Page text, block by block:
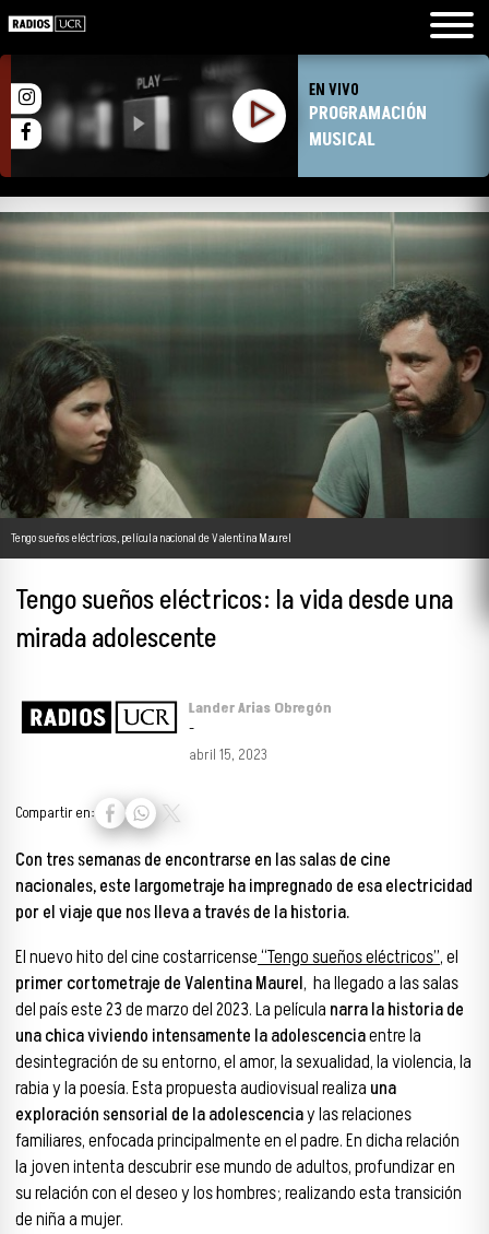
EN VIVO
PROGRAMACIÓN
MUSICAL
Tengo sueños eléctricos, película nacional de Valentina Maurel
Tengo sueños eléctricos: la vida desde una
mirada adolescente
Lander Arias Obregón
-
abril 15, 2023
Compartir en:
Con tres semanas de encontrarse en las salas de cine
nacionales, este largometraje ha impregnado de esa electricidad
por el viaje que nos lleva a través de la historia.
El nuevo hito del cine costarricense“Tengo sueños eléctricos”, el
primer cortometraje de Valentina Maurel, ha llegado a las salas
del país este 23 de marzo del 2023. La película narra la historia de
una chica viviendo intensamente la adolescenciaentre la
desintegración de su entorno, el amor, la sexualidad, la violencia, la
rabia y la poesía. Esta propuesta audiovisual realiza una
exploración sensorial de la adolescenciay las relaciones
familiares, enfocada principalmente en el padre. En dicha relación
la joven intenta descubrir ese mundo de adultos, profundizar en
su relación con el deseo y los hombres; realizando esta transición
de niña a mujer.